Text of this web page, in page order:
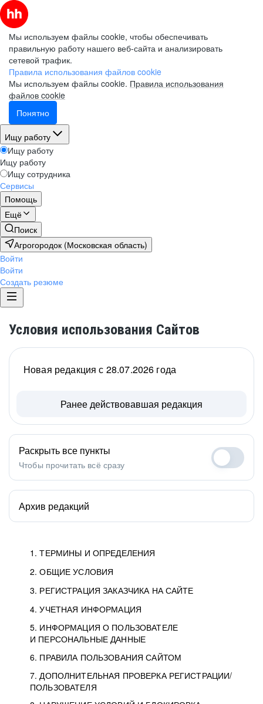
Мы используем файлы cookie, чтобы обеспечивать
правильную работу нашего веб-сайта и анализировать
сетевой трафик.
Правила использования файлов cookie
Мы используем файлы cookie. Правила использования
файлов cookie
Понятно
Ищу работу
Ищу работу
Ищу работу
Ищу сотрудника
Сервисы
Помощь
Ещё
Поиск
Агрогородок (Московская область)
Войти
Войти
Создать резюме
Условия использования Сайтов
1. ТЕРМИНЫ И ОПРЕДЕЛЕНИЯ
2. ОБЩИЕ УСЛОВИЯ
3. РЕГИСТРАЦИЯ ЗАКАЗЧИКА НА САЙТЕ
4. УЧЕТНАЯ ИНФОРМАЦИЯ
5. ИНФОРМАЦИЯ О ПОЛЬЗОВАТЕЛЕ
И ПЕРСОНАЛЬНЫЕ ДАННЫЕ
6. ПРАВИЛА ПОЛЬЗОВАНИЯ САЙТОМ
7. ДОПОЛНИТЕЛЬНАЯ ПРОВЕРКА РЕГИСТРАЦИИ/
ПОЛЬЗОВАТЕЛЯ
Новая редакция с 28.07.2026 года
Ранее действовавшая редакция
Раскрыть все пункты
Чтобы прочитать всё сразу
Архив редакций